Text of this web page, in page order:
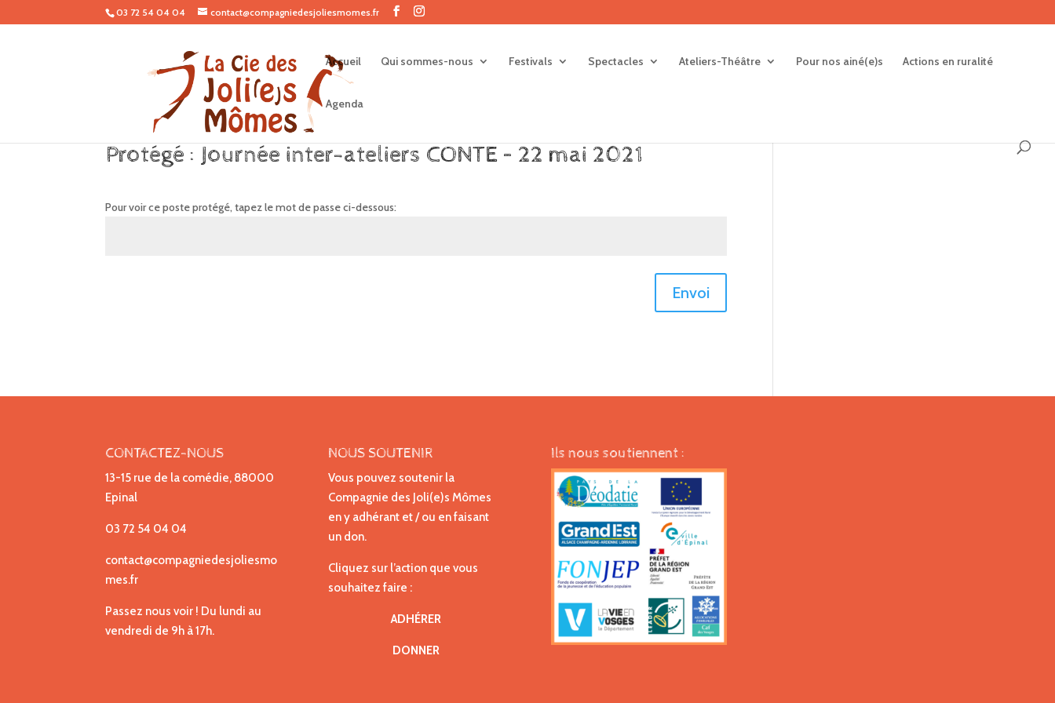
03 72 54 04 04 contact@compagniedesjoliesmomes.fr
Accueil Qui sommes-nous Festivals Spectacles Ateliers-Théâtre Pour nos ainé(e)s Actions en ruralité
Agenda
Protégé : Journée inter-ateliers CONTE – 22 mai 2021
Pour voir ce poste protégé, tapez le mot de passe ci-dessous:
Envoi
CONTACTEZ-NOUS
13-15 rue de la comédie, 88000
Epinal
03 72 54 04 04
contact@compagniedesjoliesmo
mes.fr
Passez nous voir ! Du lundi au
vendredi de 9h à 17h.
NOUS SOUTENIR
Vous pouvez soutenir la
Compagnie des Joli(e)s Mômes
en y adhérant et / ou en faisant
un don.
Cliquez sur l’action que vous
souhaitez faire :
ADHÉRER
DONNER
Ils nous soutiennent :